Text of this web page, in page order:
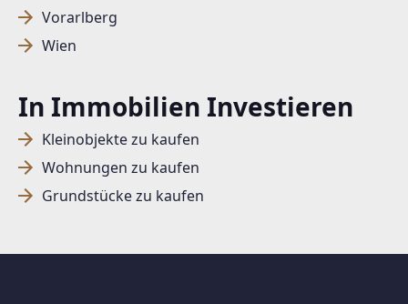
Vorarlberg
Wien
In Immobilien Investieren
Kleinobjekte zu kaufen
Wohnungen zu kaufen
Grundstücke zu kaufen
Dieser Filter wird viele Treffer erzeugen. Bitte setzen
Sie weitere Filter!
Ich stimme der Verarbeitung meiner Daten, wie